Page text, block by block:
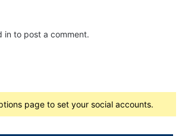
in to post a comment.
page to set your social accounts.